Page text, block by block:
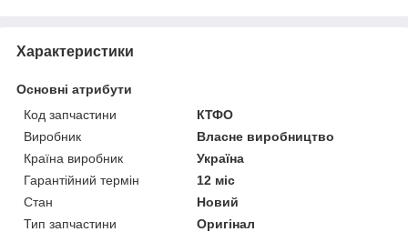
Характеристики
Основні атрибути
Код запчастини
КТФО
Виробник
Власне виробництво
Країна виробник
Україна
Гарантійний термін
12 міс
Стан
Новий
Тип запчастини
Оригінал